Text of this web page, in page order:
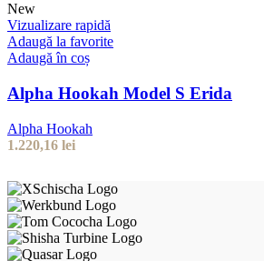
New
Vizualizare rapidă
Adaugă la favorite
Adaugă în coș
Alpha Hookah Model S Erida
Alpha Hookah
1.220,16 lei